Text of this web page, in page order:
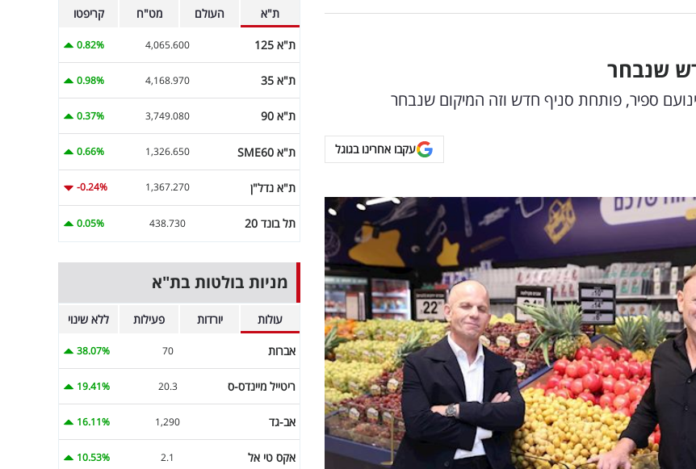
שנבחר
ספיר, פותחת סניף חדש וזה המיקום שנבחר
עקבו אחרינו בגוגל
ת"א העולם מט"ח קריפטו
ת"א 125 4,065.600
0.82%
ת"א 35 4,168.970
0.98%
ת"א 90 3,749.080
0.37%
ת"א SME60 1,326.650
0.66%
ת"א נדל"ן 1,367.270
-0.24%
תל בונד 20 438.730
0.05%
מניות בולטות בת"א
עולות יורדות פעילות ללא שינוי
אברות 70
38.07%
ריטייל מיינדס-ס 20.3
19.41%
אב-גד 1,290
16.11%
אקס טי אל 2.1
10.53%